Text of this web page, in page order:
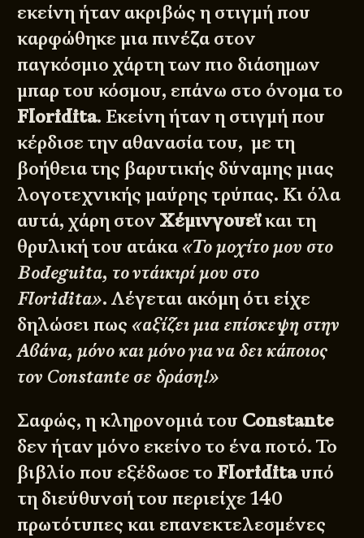
εκείνη ήταν ακριβώς η στιγμή που
καρφώθηκε μια πινέζα στον
παγκόσμιο χάρτη των πιο διάσημων
μπαρ του κόσμου, επάνω στο όνομα το
Floridita. Εκείνη ήταν η στιγμή που
κέρδισε την αθανασία του, με τη
βοήθεια της βαρυτικής δύναμης μιας
λογοτεχνικής μαύρης τρύπας. Κι όλα
αυτά, χάρη στον Χέμινγουεϊκαι τη
θρυλική του ατάκα«Το μοχίτο μου στο
Bodeguita, το ντάικιρί μου στο
Floridita». Λέγεται ακόμη ότι είχε
δηλώσει πως«αξίζει μια επίσκεψη στην
Αβάνα, μόνο και μόνο για να δει κάποιος
τον Constante σε δράση!»
Σαφώς, η κληρονομιά του Constante
δεν ήταν μόνο εκείνο το ένα ποτό. Το
βιβλίο που εξέδωσε το Floriditaυπό
τη διεύθυνσή του περιείχε 140
πρωτότυπες και επανεκτελεσμένες